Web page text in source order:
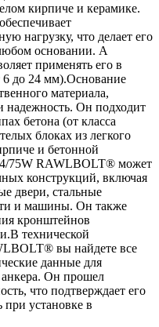
кирпиче и керамике.
нагрузку, что делает его
основании. А
применять его в
6 до 24 мм).Основание
материала,
надежность. Он подходит
бетона (от класса
блоках из легкого
и бетонной
75W RAWLBOLT® может
конструкций, включая
двери, стальные
и машины. Он также
кронштейнов
технической
вы найдете все
данные для
анкера. Он прошел
что подтверждает его
при установке в